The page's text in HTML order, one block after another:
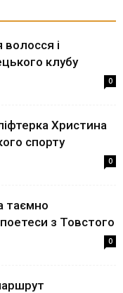
волосся і
клубу
0
Христина
спорту
0
таємно
з Товстого
0